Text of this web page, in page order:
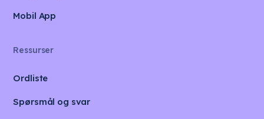
Mobil App
Ressurser
Ordliste
Spørsmål og svar